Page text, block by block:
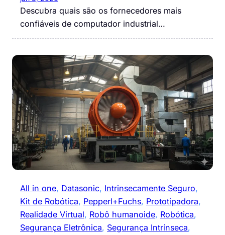
Descubra quais são os fornecedores mais
confiáveis de computador industrial…
All in one, Datasonic, Intrinsecamente Seguro
Kit de Robótica, Pepperl+Fuchs, Prototipadora
Realidade Virtual, Robô humanoide, Robótica
Segurança Eletrônica, Segurança Intrínseca